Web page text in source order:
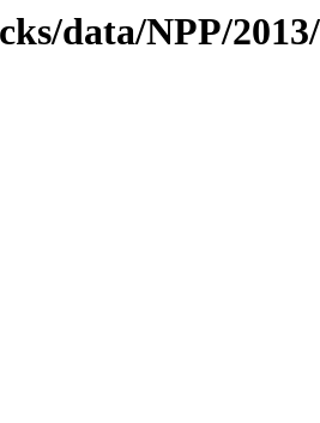
data/NPP/2013/